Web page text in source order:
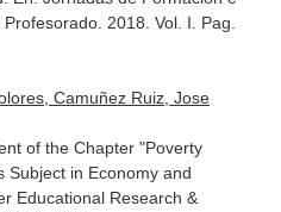
Profesorado. 2018. Vol. I. Pag.
Camuñez Ruiz, Jose
of the Chapter "Poverty
Subject in Economy and
Educational Research &